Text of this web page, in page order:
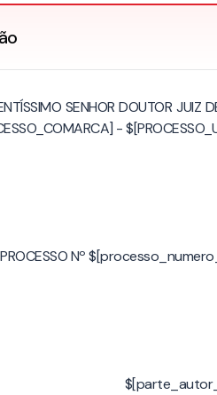
SENHOR DOUTOR JUIZ
-
PROCESSO Nº